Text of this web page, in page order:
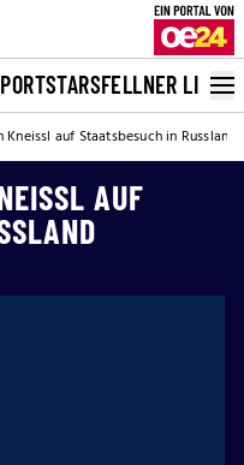
STARSFELLNER LIVE
auf Staatsbesuch in Russland
AUF S